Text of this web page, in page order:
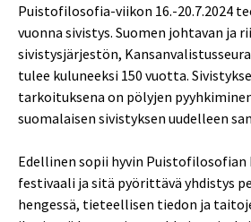
Puistofilosofia-viikon 16.-20.7.2024
vuonna sivistys. Suomen johtavan ja
sivistysjärjestön,
tulee kuluneeksi 150 vuotta.
tarkoituksena on pölyjen
suomalaisen sivistyksen uudelleen
Edellinen sopii hyvin Puistofilosofian
festivaali ja sitä pyörittävä yhdistys
hengessä, tieteellisen tiedon ja